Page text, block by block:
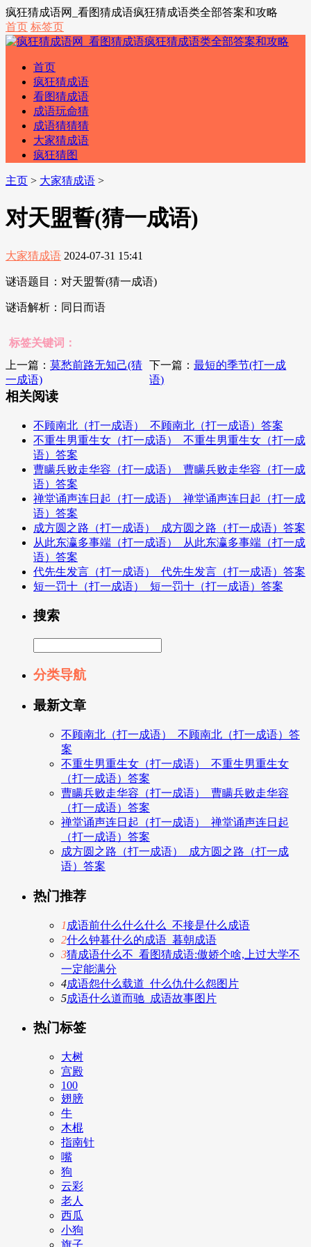
疯狂猜成语网_看图猜成语疯狂猜成语类全部答案和攻略
首页 标签页
首页
疯狂猜成语
看图猜成语
成语玩命猜
成语猜猜猜
大家猜成语
疯狂猜图
主页 > 大家猜成语 >
对天盟誓(猜一成语)
大家猜成语 2024-07-31 15:41
谜语题目：对天盟誓(猜一成语)
谜语解析：同日而语
标签关键词：
上一篇： 莫愁前路无知己(猜
一成语)
下一篇：最短的季节(打一成
语)
相关阅读
不顾南北（打一成语）_不顾南北（打一成语）答案
不重生男重生女（打一成语）_不重生男重生女（打一成
语）答案
曹瞒兵败走华容（打一成语）_曹瞒兵败走华容（打一成
语）答案
禅堂诵声连日起（打一成语）_禅堂诵声连日起（打一成
语）答案
成方圆之路（打一成语）_成方圆之路（打一成语）答案
从此东瀛多事端（打一成语）_从此东瀛多事端（打一成
语）答案
代先生发言（打一成语）_代先生发言（打一成语）答案
短一罚十（打一成语）_短一罚十（打一成语）答案
搜索
分类导航
最新文章
不顾南北（打一成语）_不顾南北（打一成语）答
案
不重生男重生女（打一成语）_不重生男重生女
（打一成语）答案
曹瞒兵败走华容（打一成语）_曹瞒兵败走华容
（打一成语）答案
禅堂诵声连日起（打一成语）_禅堂诵声连日起
（打一成语）答案
成方圆之路（打一成语）_成方圆之路（打一成
语）答案
热门推荐
1 成语前什么什么什么_不接是什么成语
2什么钟暮什么的成语_暮朝成语
3猜成语什么不_看图猜成语:傲娇个啥,上过大学不
一定能满分
4成语怨什么载道_什么仇什么怨图片
5成语什么道而驰_成语故事图片
热门标签
大树
宫殿
100
翅膀
牛
木棍
指南针
嘴
狗
云彩
老人
西瓜
小狗
旗子